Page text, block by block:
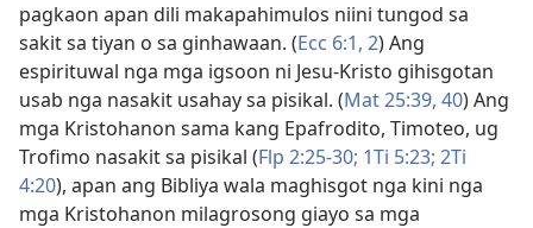
pagkaon apan dili makapahimulos niini tungod sa
sakit sa tiyan o sa ginhawaan. (Ecc 6:​1, 2) Ang
espirituwal nga mga igsoon ni Jesu-Kristo gihisgotan
usab nga nasakit usahay sa pisikal. (Mat 25:​39, 40) Ang
mga Kristohanon sama kang Epafrodito, Timoteo, ug
Trofimo nasakit sa pisikal (Flp 2:25-30; 1Ti 5:23; 2Ti
4:20), apan ang Bibliya wala maghisgot nga kini nga
mga Kristohanon milagrosong giayo sa mga